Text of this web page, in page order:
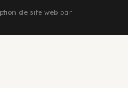
de site web par